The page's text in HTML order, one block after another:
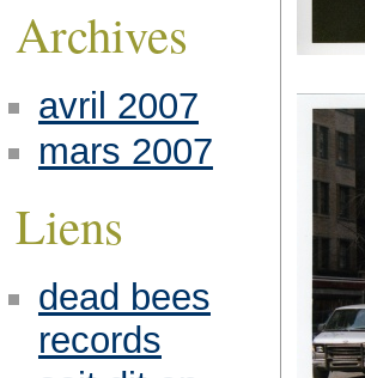
Archives
avril 2007
mars 2007
Liens
dead bees
records